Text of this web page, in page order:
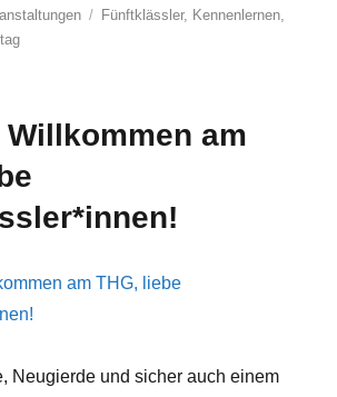
Schlagwörter
Fünftklässler, Kennenlernen,
am
Neugierde und sicher auch einem